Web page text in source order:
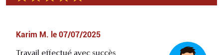
Karim M. le 07/07/2025
Travail effectué avec succès